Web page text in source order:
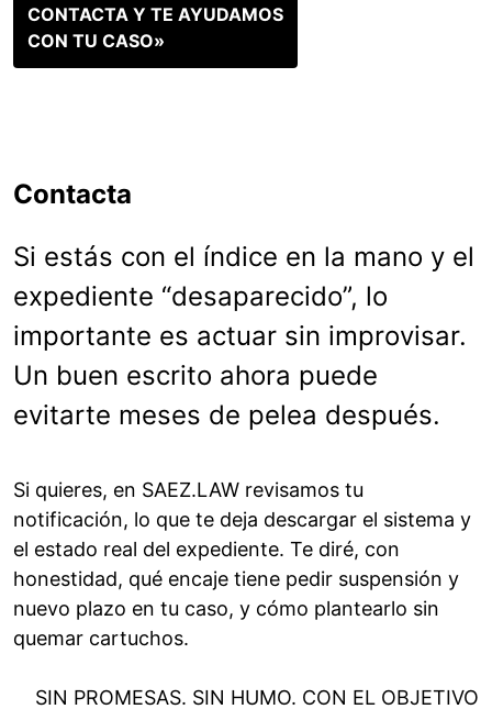
CONTACTA Y TE AYUDAMOS
CON TU CASO»
Contacta
Si estás con el índice en la mano y el
expediente “desaparecido”, lo
importante es actuar sin improvisar.
Un buen escrito ahora puede
evitarte meses de pelea después.
Si quieres, en SAEZ.LAW revisamos tu
notificación, lo que te deja descargar el sistema y
el estado real del expediente. Te diré, con
honestidad, qué encaje tiene pedir suspensión y
nuevo plazo en tu caso, y cómo plantearlo sin
quemar cartuchos.
SIN PROMESAS. SIN HUMO. CON EL OBJETIVO